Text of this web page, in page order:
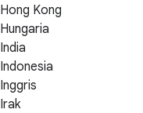
Hong Kong
Hungaria
India
Indonesia
Inggris
Irak